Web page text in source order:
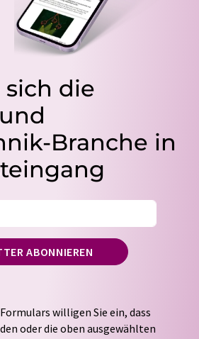
sich die
Branche in
ABONNIEREN
willigen Sie ein, dass
oder die oben ausgewählten